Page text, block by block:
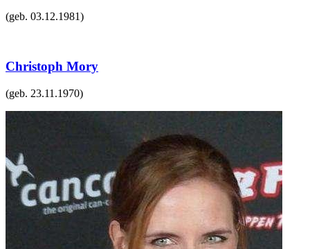
(geb. 03.12.1981)
Christoph Mory
(geb. 23.11.1970)